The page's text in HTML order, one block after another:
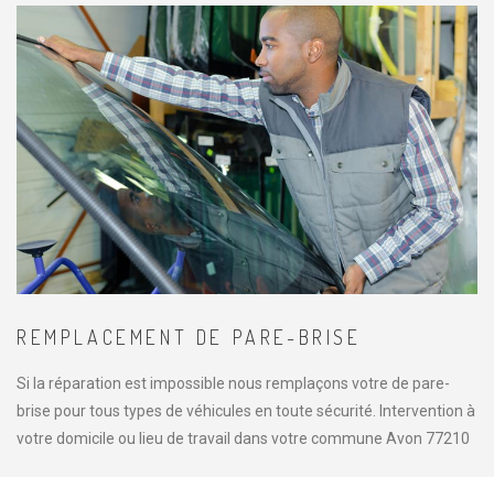
REMPLACEMENT DE PARE-BRISE
Si la réparation est impossible nous remplaçons votre de pare-
brise pour tous types de véhicules en toute sécurité. Intervention à
votre domicile ou lieu de travail dans votre commune Avon 77210